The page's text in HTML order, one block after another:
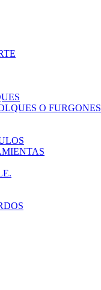
O FURGONES